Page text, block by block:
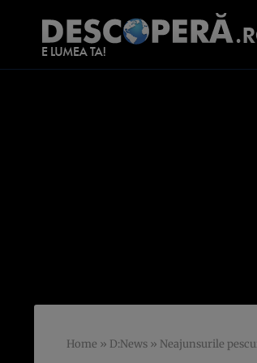
Home » D:News » Neajunsurile